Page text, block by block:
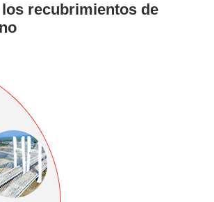
recubrimientos de